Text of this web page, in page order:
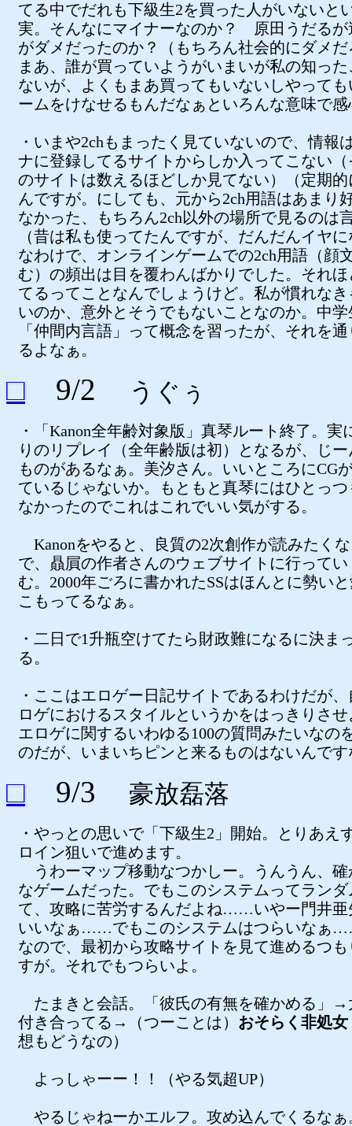
てる中でだれも下級生2を買った人がいないと
実。そんなにマイナーなのか？ 原田うだるが
がダメだったのか？（もちろん社会的にダメ
まあ、誰が買っていようがいまいが私の知っ
ないが、よくもまあ買ってもいないしやって
ームをけなせるもんだなぁといろんな意味で感
・いまや2chもまったく見ていないので、情報
ナに登録してるサイトからしか入ってこない
のサイトは数えるほどしか見てない）（定期
んですが。にしても、元から2ch用語はあまり
なかった、もちろん2ch以外の場所で見るのは
（昔は私も使ってたんですが、だんだんイヤ
なわけで、オンラインゲームでの2ch用語（顔
む）の頻出は目を覆わんばかりでした。それ
てるってことなんでしょうけど。私が慣れな
いのか、意外とそうでもないことなのか。中
「仲間内言語」って概念を習ったが、それを
るよなぁ。
□ 9/2 うぐぅ
・「Kanon全年齢対象版」真琴ルート終了。実
りのリプレイ（全年齢版は初）となるが、じ
ものがあるなぁ。美汐さん。いいところにCG
ているじゃないか。もともと真琴にはひとっ
なかったのでこれはこれでいい気がする。
Kanonをやると、良質の2次創作が読みたく
で、贔屓の作者さんのウェブサイトに行って
む。2000年ごろに書かれたSSはほんとに勢い
こもってるなぁ。
・二日で1升瓶空けてたら財政難になるに決ま
る。
・ここはエロゲー日記サイトであるわけだが
ロゲにおけるスタイルというかをはっきりさ
エロゲに関するいわゆる100の質問みたいなの
のだが、いまいちピンと来るものはないんです
□ 9/3 豪放磊落
・やっとの思いで「下級生2」開始。とりあえ
ロイン狙いで進めます。
うわーマップ移動なつかしー。うんうん、確
なゲームだった。でもこのシステムってラン
て、攻略に苦労するんだよね……いやー門井亜
いいなぁ……でもこのシステムはつらいなぁ
なので、最初から攻略サイトを見て進めるつ
すが。それでもつらいよ。
たまきと会話。「彼氏の有無を確かめる」→
付き合ってる→（つーことは） おそらく非処女
想もどうなの）
よっしゃーー！！（やる気超UP）
やるじゃねーかエルフ。攻め込んでくるなぁ